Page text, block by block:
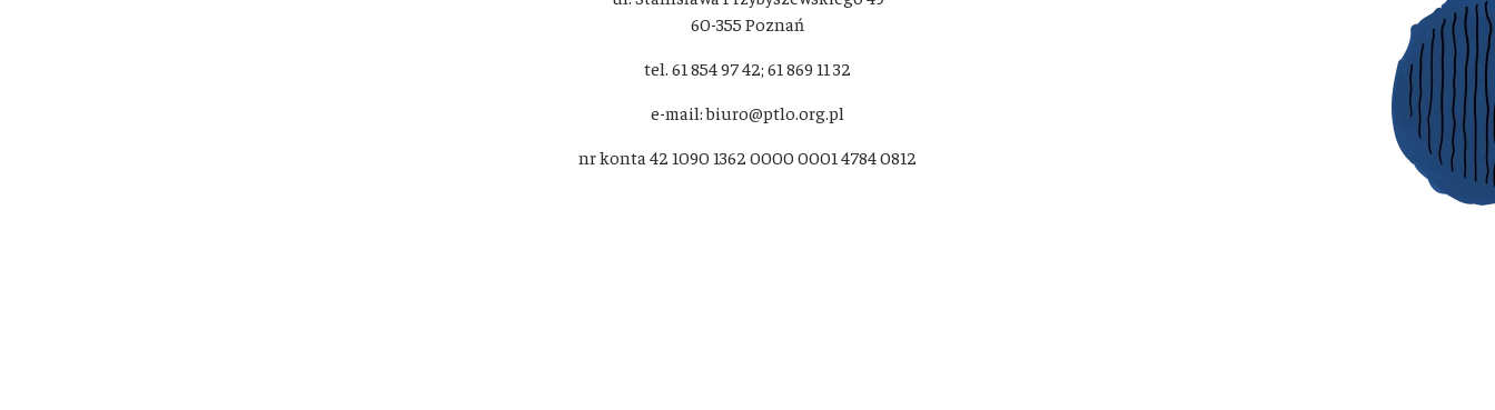
60-355 Poznań
tel. 61 854 97 42; 61 869 11 32
e-mail: biuro@ptlo.org.pl
nr konta 42 1090 1362 0000 0001 4784 0812